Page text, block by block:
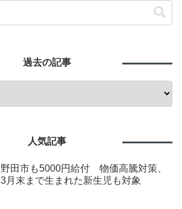
過去の記事
人気記事
野田市も5000円給付 物価高騰対策、
3月末まで生まれた新生児も対象